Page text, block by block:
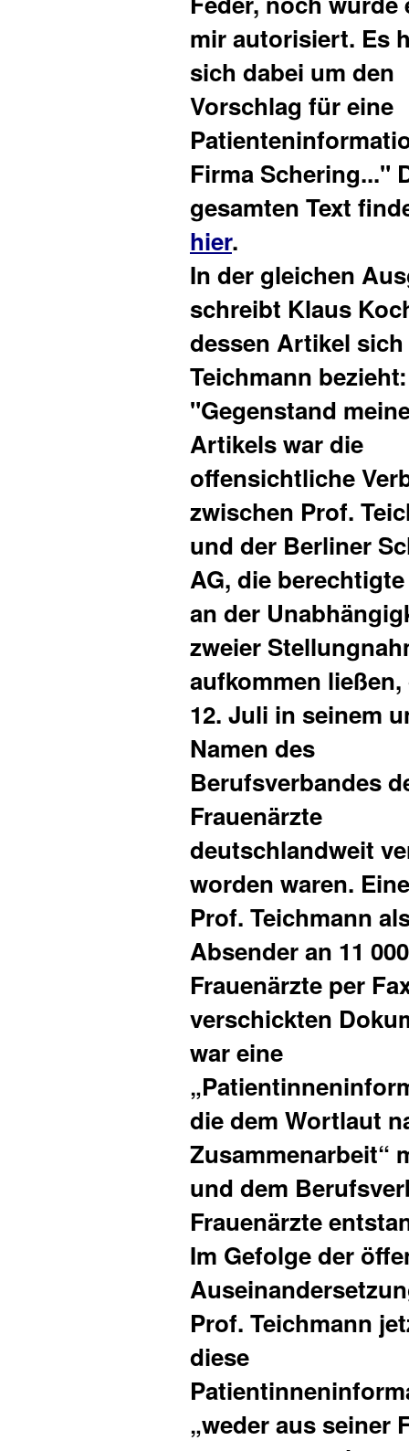
mir autorisiert. Es
sich dabei um den
Vorschlag für eine
Firma Schering..."
gesamten Text
hier.
In der gleichen
schreibt Klaus
dessen Artikel sich
Teichmann bezieht:
"Gegenstand
Artikels war die
offensichtliche
zwischen Prof.
und der Berliner
AG, die
an der
zweier
aufkommen ließen,
12. Juli in seinem
Namen des
Berufsverbandes
Frauenärzte
deutschlandweit
worden waren.
Prof. Teichmann
Absender an 11 000
Frauenärzte per
verschickten
war eine
die dem Wortlaut
Zusammenarbeit“
und dem
Frauenärzte
Im Gefolge der
Prof. Teichmann
diese
„weder aus seiner